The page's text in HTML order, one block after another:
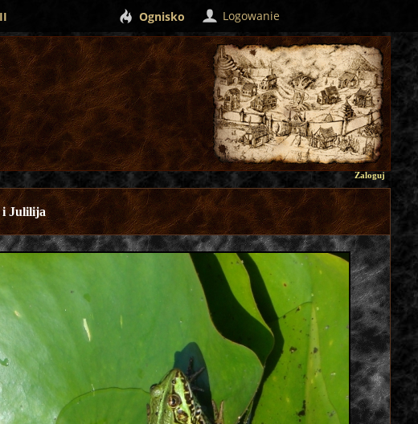
Zaloguj
i Julilija
Ognisko Logowanie